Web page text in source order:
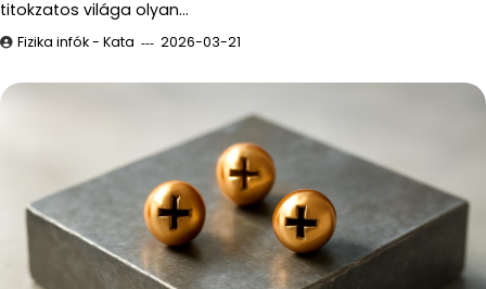
titokzatos világa olyan…
Fizika infók - Kata 2026-03-21